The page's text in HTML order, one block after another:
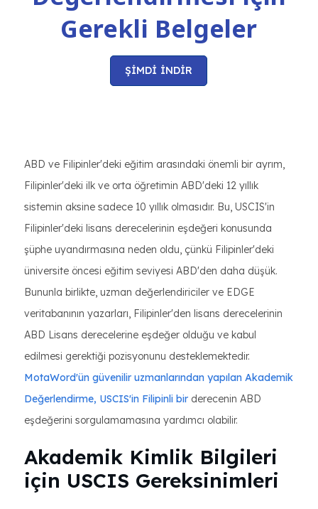
Gerekli Belgeler
ŞİMDİ İNDİR
ABD ve Filipinler'deki eğitim arasındaki önemli bir ayrım,
Filipinler'deki ilk ve orta öğretimin ABD'deki 12 yıllık
sistemin aksine sadece 10 yıllık olmasıdır. Bu, USCIS'in
Filipinler'deki lisans derecelerinin eşdeğeri konusunda
şüphe uyandırmasına neden oldu, çünkü Filipinler'deki
üniversite öncesi eğitim seviyesi ABD'den daha düşük.
Bununla birlikte, uzman değerlendiriciler ve EDGE
veritabanının yazarları, Filipinler'den lisans derecelerinin
ABD Lisans derecelerine eşdeğer olduğu ve kabul
edilmesi gerektiği pozisyonunu desteklemektedir.
MotaWord'ün güvenilir uzmanlarından yapılan Akademik
Değerlendirme, USCIS'in Filipinli bir derecenin ABD
eşdeğerini sorgulamamasına yardımcı olabilir.
Akademik Kimlik Bilgileri
için USCIS Gereksinimleri